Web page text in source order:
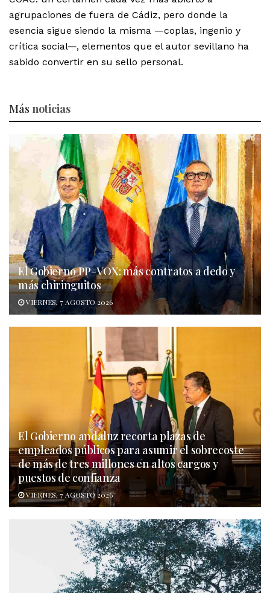
agrupaciones de fuera de Cádiz, pero donde la
esencia sigue siendo la misma —coplas, ingenio y
crítica social—, elementos que el autor sevillano ha
sabido convertir en su sello personal.
Más noticias
El Gobierno PP-VOX: más contratos a dedo y
más chiringuitos
VIERNES, 7 AGOSTO 2026
El Gobierno andaluz recorta plazas de
empleados públicos para asumir el sobrecoste
de más de tres millones en altos cargos y
puestos de confianza
VIERNES, 7 AGOSTO 2026